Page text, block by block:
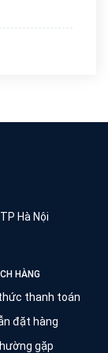
Hà Nội
HÀNG
thanh toán
đặt hàng
gặp